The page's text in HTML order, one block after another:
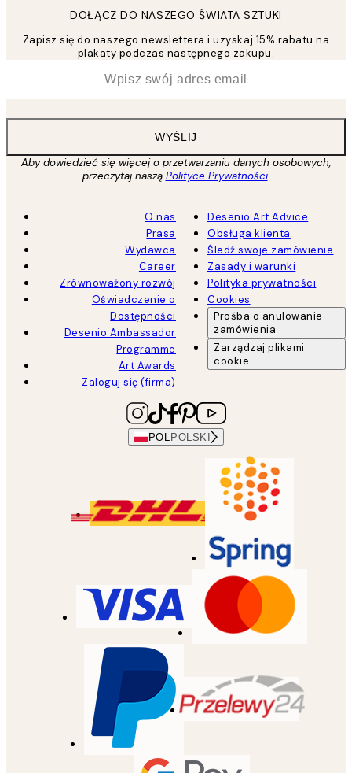
DOŁĄCZ DO NASZEGO ŚWIATA SZTUKI
Zapisz się do naszego newslettera i uzyskaj 15% rabatu na
plakaty podczas następnego zakupu.
WYŚLIJ
Aby dowiedzieć się więcej o przetwarzaniu danych osobowych,
przeczytaj naszą Polityce Prywatności.
O nas
Prasa
Wydawca
Career
Zrównoważony rozwój
Oświadczenie o
Dostępności
Desenio Ambassador
Programme
Art Awards
Zaloguj się (firma)
Desenio Art Advice
Obsługa klienta
Śledź swoje zamówienie
Zasady i warunki
Polityka prywatności
Cookies
Prośba o anulowanie
zamówienia
Zarządzaj plikami
cookie
POL POLSKI